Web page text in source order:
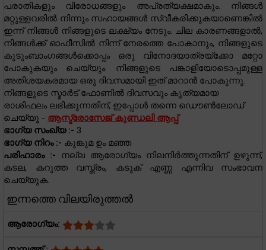
പരാതികളും വിരോധങ്ങളും അപ്രത്യക്ഷമാകും. നിങ്ങൾ
മറ്റുള്ളവരിൽ നിന്നും സഹായങ്ങൾ സ്വീകരിക്കുകയാണെങ്കിൽ
ഇന്ന് നിങ്ങൾ നിങ്ങളുടെ ലക്ഷ്യം നേടും. ചില കാരണങ്ങളാൽ,
നിങ്ങൾക്ക് ഓഫീസിൽ നിന്ന് നേരത്തെ പോകാനും, നിങ്ങളുടെ
കുടുംബാംഗങ്ങൾക്കൊപ്പം ഒരു വിനോദയാത്രയ്‌ക്കോ മറ്റോ
പോകുകയും ചെയ്യും. നിങ്ങളുടെ പങ്കാളിയോടൊപ്പമുള്ള
അതിശയകരമായ ഒരു ദിവസമായി ഇത് മാറാൻ പോകുന്നു.
നിങ്ങളുടെ സ്മാർട് ഫോണിൽ ദിവസവും കൃത്യമായ
രാശിഫലം ലഭിക്കുന്നതിന്, ഇപ്പോൾ തന്നെ ഡൌൺലോഡ്
ചെയ്യൂ - ആസ്ട്രോസേജ് കുണ്ഡലി ആപ്പ്
ഭാഗ്യ സംഖ്യ :- 3
ഭാഗ്യ നിറം :- കുങ്കുമ ഉം മഞ്ഞ
പരിഹാരം :- നല്ല ആരോഗ്യം നിലനിർത്തുന്നതിന് ഉഴുന്ന്,
കടല, കറുത്ത വസ്ത്രം, കടുക് എണ്ണ എന്നിവ സംഭാവന
ചെയ്യുക.
ഇന്നത്തെ വിലയിരുത്തൽ
ആരോഗ്യം: